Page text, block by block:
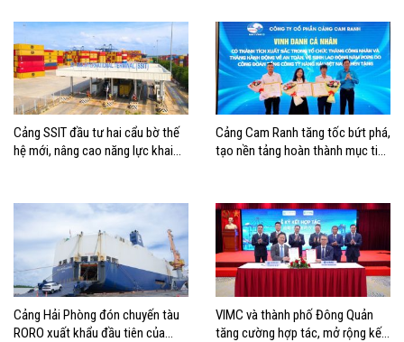
Cảng SSIT đầu tư hai cẩu bờ thế
hệ mới, nâng cao năng lực khai
Cảng Cam Ranh tăng tốc bứt phá,
tạo nền tảng hoàn thành mục tiêu
Cảng Hải Phòng đón chuyến tàu
RORO xuất khẩu đầu tiên của
VIMC và thành phố Đông Quản
tăng cường hợp tác, mở rộng kết